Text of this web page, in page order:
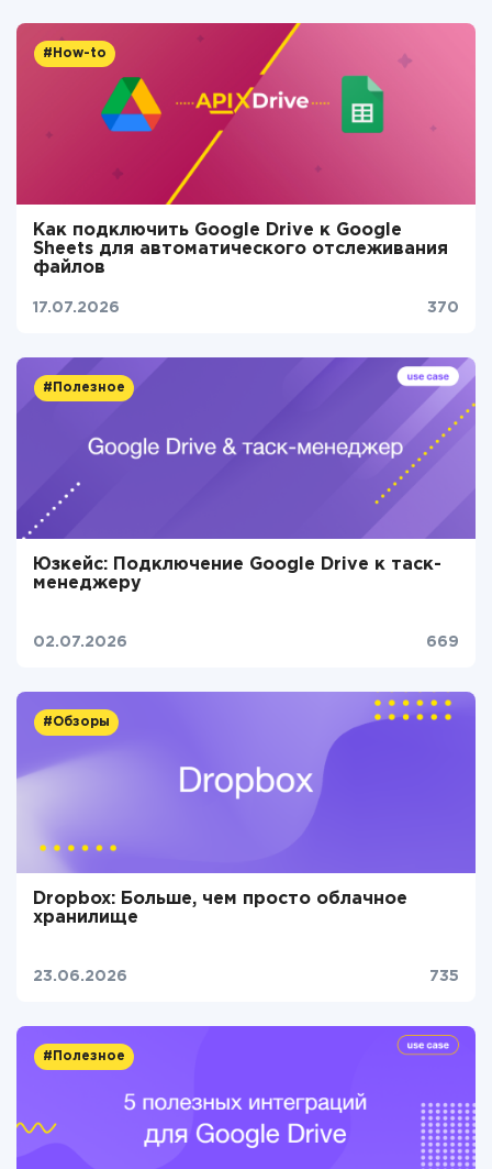
#How-to
Как подключить Google Drive к Google
Sheets для автоматического отслеживания
файлов
17.07.2026 370
#Полезное
Юзкейс: Подключение Google Drive к таск-
менеджеру
02.07.2026 669
#Обзоры
Dropbox: Больше, чем просто облачное
хранилище
23.06.2026 735
#Полезное